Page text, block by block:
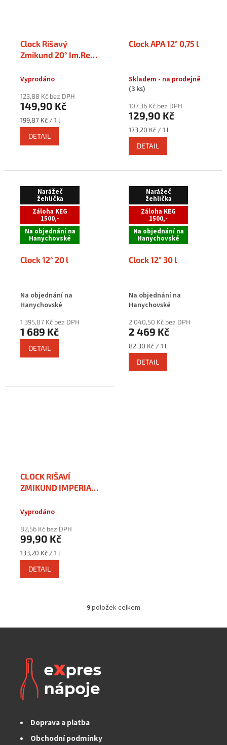
Clock Rišavý
Zmikund 20° Im.Red
Vyprodáno
123,88 Kč bez DPH
149,90 Kč
Měrná
cena:
199,87 Kč / 1 l
DETAIL
Clock APA 12° 0,75 l
Skladem - na prodejně
(3 ks)
107,36 Kč bez DPH
129,90 Kč
Měrná
cena:
173,20 Kč / 1 l
DETAIL
Narážeč
žehlička
Záloha KEG
1500,-
Na objednání na
Hanychovské
Clock 12° 20 l
Na objednání na
Hanychovské
1 395,87 Kč bez DPH
1 689 Kč
DETAIL
Narážeč
žehlička
Záloha KEG
1500,-
Na objednání na
Hanychovské
Clock 12° 30 l
Na objednání na
Hanychovské
2 040,50 Kč bez DPH
2 469 Kč
Měrná
cena:
82,30 Kč / 1 l
DETAIL
CLOCK RIŠAVÍ
ZMIKUND IMPERIAL
Vyprodáno
82,56 Kč bez DPH
99,90 Kč
Měrná
cena:
133,20 Kč / 1 l
DETAIL
O
l
9položek celkem
Doprava a platba
Obchodní podmínky